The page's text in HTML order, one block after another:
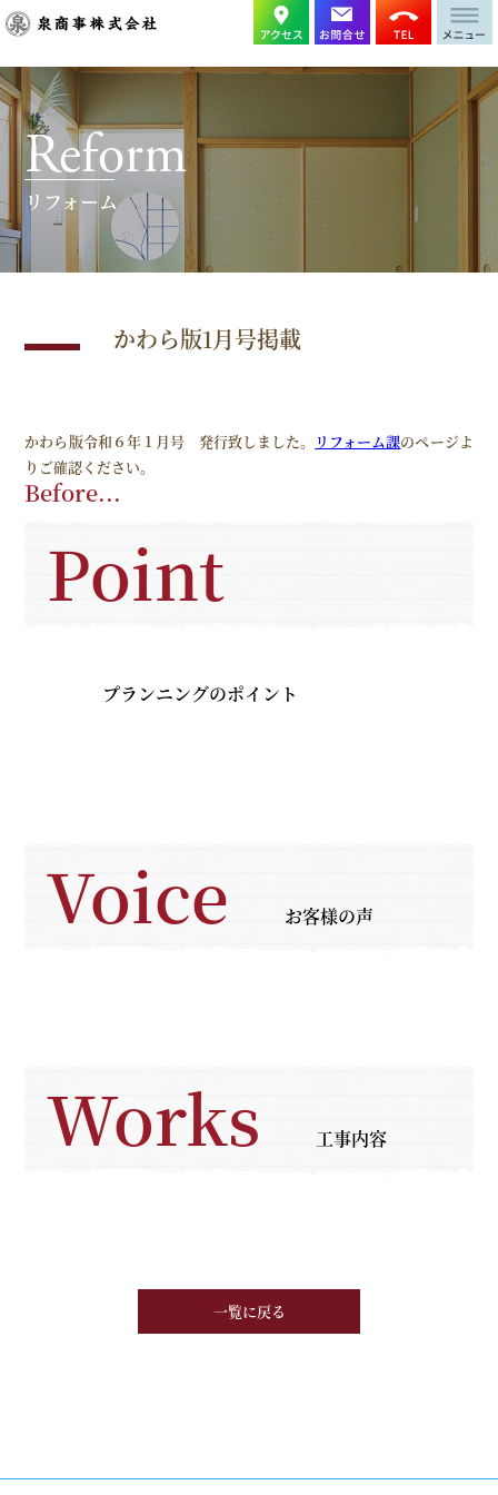
Reform
リフォーム
かわら版1月号掲載
かわら版令和６年１月号 発行致しました。 リフォーム課のページよ
りご確認ください。
Before...
Point
プランニングのポイント
Voice お客様の声
Works 工事内容
一覧に戻る